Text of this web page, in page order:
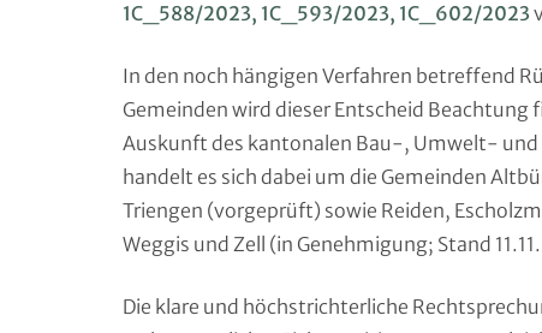
1C_588/2023, 1C_593/2023, 1C_602/2023
In den noch hängigen Verfahren betreffend
Gemeinden wird dieser Entscheid Beachtung
Auskunft des kantonalen Bau-, Umwelt-
handelt es sich dabei um die Gemeinden
Triengen (vorgeprüft) sowie Reiden,
Weggis und Zell (in Genehmigung; Stand
Die klare und höchstrichterliche